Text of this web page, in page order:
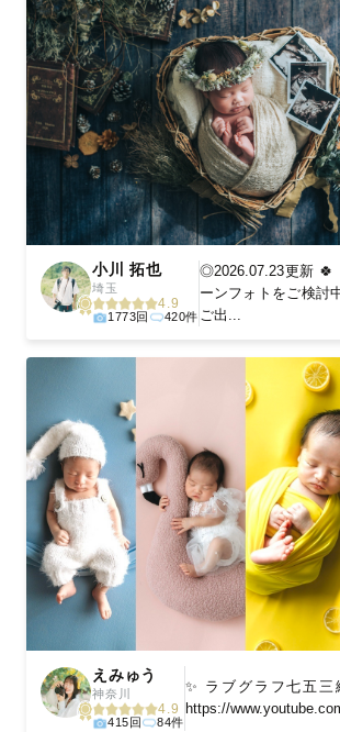
小川 拓也
埼玉
4.9
1773回 420件
◎2026.07.23更新 🍀
ーンフォトをご検討
ご出...
えみゅう
神奈川
4.9
415回 84件
✨ ラブグラフ七五
https://